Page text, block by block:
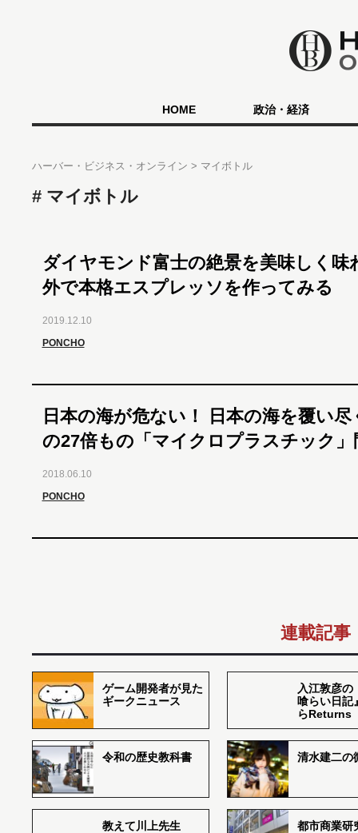
HOME 政治・経済
ハーバー・ビジネス・オンライン マイボトル
マイボトル
ダイヤモンド富士の絶景を美味しく味
外で本格エスプレッソを作ってみる
2019.12.10
PONCHO
日本の海が危ない！ 日本の海を覆い尽
の27倍もの「マイクロプラスチック」
2018.06.10
PONCHO
連載記事
ゲーム開発者が見た
ギークニュース
入江敦彦の
喰らい日記
らReturns
令和の歴史教科書 清水建二の
教えて川上先生 都市商業研